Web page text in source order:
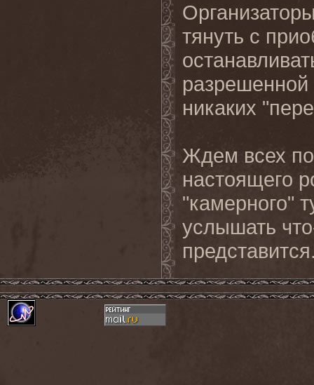
тянуть с
никаких
Ждем всех
настоящего
"камерного"
услышать